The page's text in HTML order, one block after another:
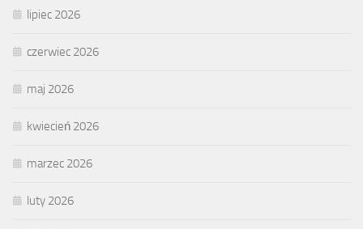
lipiec 2026
czerwiec 2026
maj 2026
kwiecień 2026
marzec 2026
luty 2026